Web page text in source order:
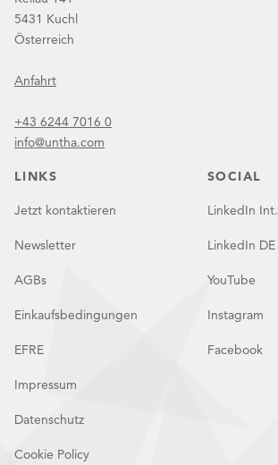
5431 Kuchl
Österreich
Anfahrt
+43 6244 7016 0
info@untha.com
LINKS
Jetzt kontaktieren
Newsletter
AGBs
Einkaufsbedingungen
EFRE
Impressum
Datenschutz
Cookie Policy
SOCIAL
LinkedIn Int.
LinkedIn DE
YouTube
Instagram
Facebook